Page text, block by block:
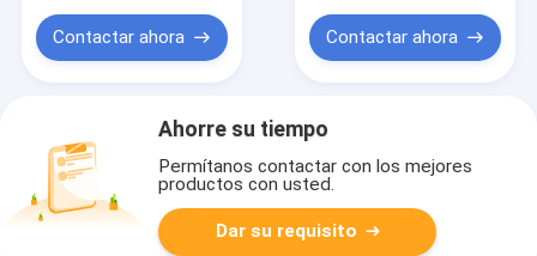
Contactar ahora Contactar ahora
Ahorre su tiempo
Permítanos contactar con los mejores
productos con usted.
Dar su requisito